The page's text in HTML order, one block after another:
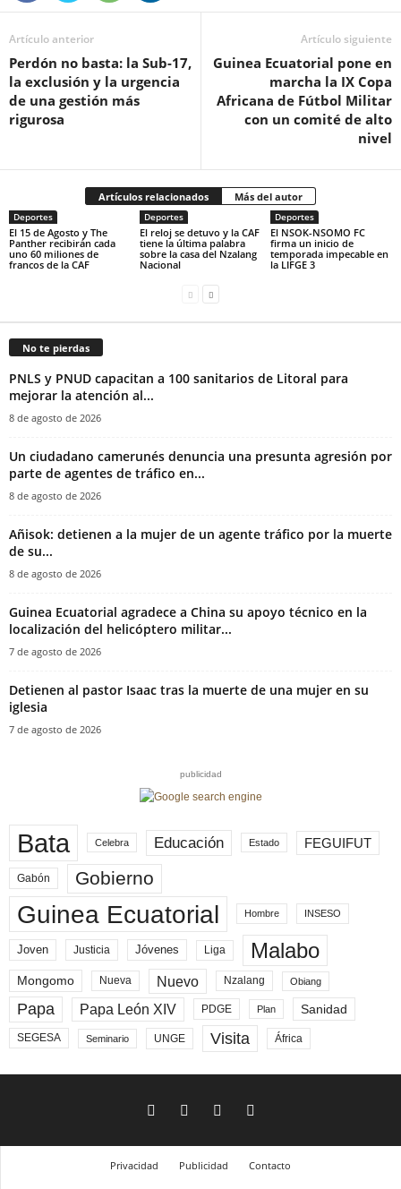
Artículo anterior
Perdón no basta: la Sub-17,
la exclusión y la urgencia
de una gestión más
rigurosa
Artículo siguiente
Guinea Ecuatorial pone en
marcha la IX Copa
Africana de Fútbol Militar
con un comité de alto
nivel
Artículos relacionados Más del autor
Deportes
El 15 de Agosto y The
Panther recibirán cada
uno 60 miliones de
francos de la CAF
Deportes
El reloj se detuvo y la CAF
tiene la última palabra
sobre la casa del Nzalang
Nacional
Deportes
El NSOK-NSOMO FC
firma un inicio de
temporada impecable en
la LIFGE 3
No te pierdas
PNLS y PNUD capacitan a 100 sanitarios de Litoral para
mejorar la atención al...
8 de agosto de 2026
‎Un ciudadano camerunés denuncia una presunta agresión por
parte de agentes de tráfico en...
8 de agosto de 2026
Añisok: detienen a la mujer de un agente tráfico por la muerte
de su...
8 de agosto de 2026
Guinea Ecuatorial agradece a China su apoyo técnico en la
localización del helicóptero militar...
7 de agosto de 2026
‎Detienen al pastor Isaac tras la muerte de una mujer en su
iglesia‎
7 de agosto de 2026
publicidad
Bata Celebra Educación Estado FEGUIFUT
Gabón Gobierno
Guinea Ecuatorial Hombre INSESO
Joven Justicia Jóvenes Liga Malabo
Mongomo Nueva Nuevo Nzalang Obiang
Papa Papa León XIV PDGE Plan Sanidad
SEGESA Seminario UNGE Visita África
Privacidad Publicidad
Contacto